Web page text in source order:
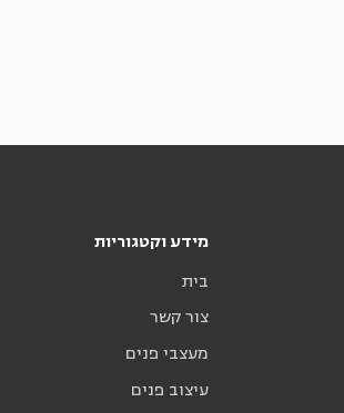
מידע וקטגוריות
בית
צור קשר
מעצבי פנים
עיצוב פנים